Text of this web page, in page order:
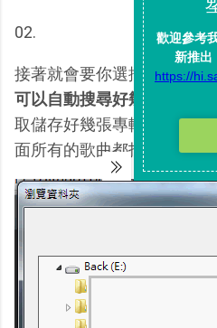
02.
接著就會要你選擇硬碟中
可以自動搜尋好幾層的子資
取儲存好幾張專輯的母資料
面所有的歌曲都找出來。